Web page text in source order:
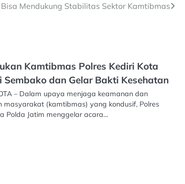
Mendukung Stabilitas Sektor Kamtibmas
Kamtibmas Polres Kediri Kota
Sembako dan Gelar Bakti Kesehatan
– Dalam upaya menjaga keamanan dan
masyarakat (kamtibmas) yang kondusif, Polres
Polda Jatim menggelar acara…